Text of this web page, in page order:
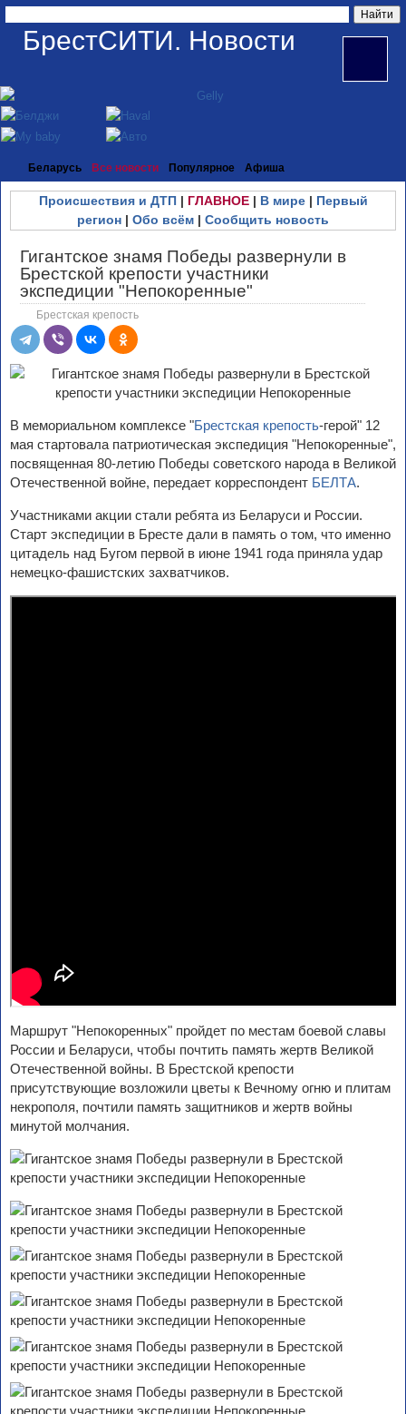
БрестСИТИ. Новости
Беларусь Все новости Популярное Афиша
Происшествия и ДТП| ГЛАВНОЕ| В мире| Первый
регион | Обо всём | Сообщить новость
Гигантское знамя Победы развернули в
Брестской крепости участники
экспедиции "Непокоренные"
Брестская крепость
В мемориальном комплексе "Брестская крепость-герой" 12
мая стартовала патриотическая экспедиция "Непокоренные",
посвященная 80-летию Победы советского народа в Великой
Отечественной войне, передает корреспондент БЕЛТА.
Участниками акции стали ребята из Беларуси и России.
Старт экспедиции в Бресте дали в память о том, что именно
цитадель над Бугом первой в июне 1941 года приняла удар
немецко-фашистских захватчиков.
Маршрут "Непокоренных" пройдет по местам боевой славы
России и Беларуси, чтобы почтить память жертв Великой
Отечественной войны. В Брестской крепости
присутствующие возложили цветы к Вечному огню и плитам
некрополя, почтили память защитников и жертв войны
минутой молчания.